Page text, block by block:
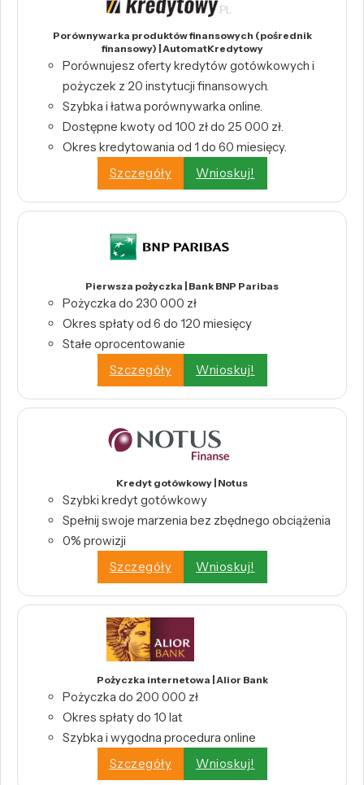
Porównywarka produktów finansowych (pośrednik
finansowy) | AutomatKredytowy
Porównujesz oferty kredytów gotówkowych i
pożyczek z 20 instytucji finansowych.
Szybka i łatwa porównywarka online.
Dostępne kwoty od 100 zł do 25 000 zł.
Okres kredytowania od 1 do 60 miesięcy.
Szczegóły
Wnioskuj!
Pierwsza pożyczka | Bank BNP Paribas
Pożyczka do 230 000 zł
Okres spłaty od 6 do 120 miesięcy
Stałe oprocentowanie
Szczegóły
Wnioskuj!
Kredyt gotówkowy | Notus
Szybki kredyt gotówkowy
Spełnij swoje marzenia bez zbędnego obciążenia
0% prowizji
Szczegóły
Wnioskuj!
Pożyczka internetowa | Alior Bank
Pożyczka do 200 000 zł
Okres spłaty do 10 lat
Szybka i wygodna procedura online
Szczegóły
Wnioskuj!